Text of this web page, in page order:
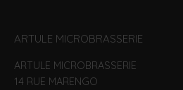
ARTULE MICROBRASSERIE
ARTULE MICROBRASSERIE
14 RUE MARENGO